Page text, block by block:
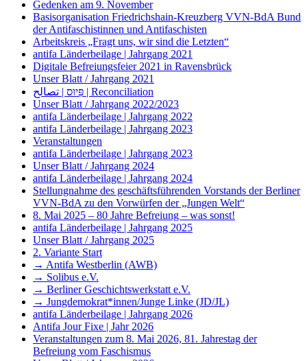
Gedenken am 9. November
Basisorganisation Friedrichshain-Kreuzberg VVN-BdA Bund
der Antifaschistinnen und Antifaschisten
Arbeitskreis „Fragt uns, wir sind die Letzten“
antifa Länderbeilage | Jahrgang 2021
Digitale Befreiungsfeier 2021 in Ravensbrück
Unser Blatt / Jahrgang 2021
פִּיוּס | تصالح | Reconciliation
Unser Blatt / Jahrgang 2022/2023
antifa Länderbeilage | Jahrgang 2022
antifa Länderbeilage | Jahrgang 2023
Veranstaltungen
antifa Länderbeilage | Jahrgang 2023
Unser Blatt / Jahrgang 2024
antifa Länderbeilage | Jahrgang 2024
Stellungnahme des geschäftsführenden Vorstands der Berliner
VVN-BdA zu den Vorwürfen der „Jungen Welt“
8. Mai 2025 – 80 Jahre Befreiung – was sonst!
antifa Länderbeilage | Jahrgang 2025
Unser Blatt / Jahrgang 2025
2. Variante Start
→ Antifa Westberlin (AWB)
→ Solibus e.V.
→ Berliner Geschichtswerkstatt e.V.
→ Jungdemokrat*innen/Junge Linke (JD/JL)
antifa Länderbeilage | Jahrgang 2026
Antifa Jour Fixe | Jahr 2026
Veranstaltungen zum 8. Mai 2026, 81. Jahrestag der
Befreiung vom Faschismus